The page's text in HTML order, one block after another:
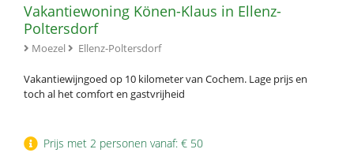
Vakantiewoning Könen-Klaus in Ellenz-
Poltersdorf
Moezel Ellenz-Poltersdorf
Vakantiewijngoed op 10 kilometer van Cochem. Lage prijs en
toch al het comfort en gastvrijheid
Prijs met 2 personen vanaf: € 50